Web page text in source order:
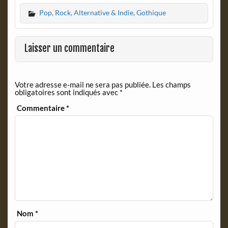
c
e
b
o
o
k
i
n
t
F
r
e
d
l
y
Pop, Rock, Alternative & Indie, Gothique
Laisser un commentaire
Votre adresse e-mail ne sera pas publiée. Les champs
obligatoires sont indiqués avec *
Commentaire*
Nom*